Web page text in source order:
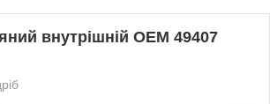
внутрішній OEM 49407